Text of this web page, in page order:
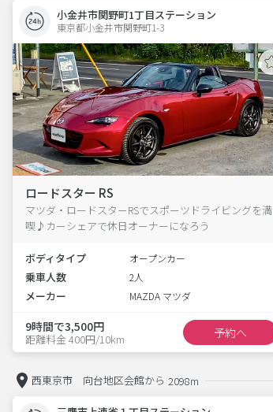
小金井市関野町1丁目ステーション
東京都小金井市関野町1-3
ロードスター RS
マツダ・ロードスターRSでスポーツドライビングを満
喫♪カーシェアで休日オーナーになろう
ボディタイプ オープンカー
乗車人数 2人
メーカー MAZDA マツダ
9時間で3,500円
距離料金 400円/10km 予約へ
西東京市 向台地区会館から 2098m